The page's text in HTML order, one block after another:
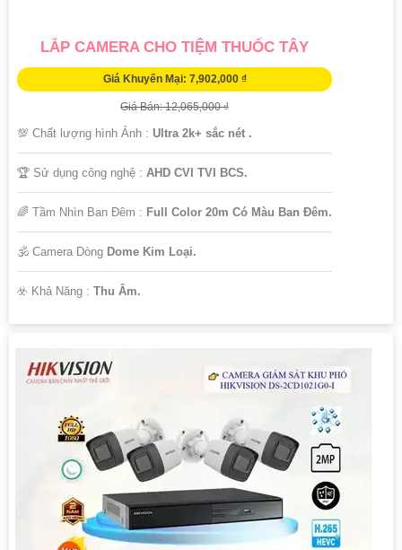
LẮP CAMERA CHO TIỆM THUỐC TÂY
Giá Khuyến Mại: 7,902,000 ₫
Giá Bán: 12,065,000 ₫
💯 Chất lượng hình Ảnh : Ultra 2k+ sắc nét .
🏆 Sử dụng công nghệ : AHD CVI TVI BCS.
🌈 Tầm Nhìn Ban Đêm : Full Color 20m Có Màu Ban Đêm.
🕉️ Camera Dòng Dome Kim Loại.
️☣️ Khả Năng : Thu Âm.